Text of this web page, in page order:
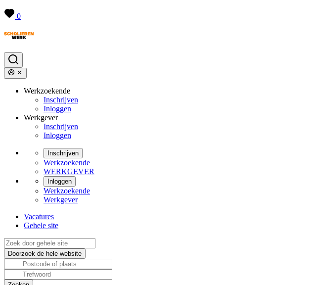
0
Werkzoekende
Inschrijven
Inloggen
Werkgever
Inschrijven
Inloggen
Inschrijven
Werkzoekende
WERKGEVER
Inloggen
Werkzoekende
Werkgever
Vacatures
Gehele site